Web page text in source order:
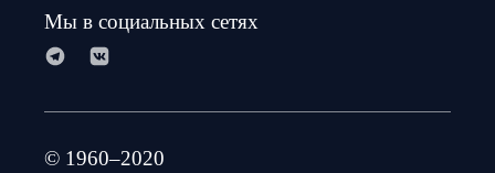
Мы в социальных сетях
© 1960–2020